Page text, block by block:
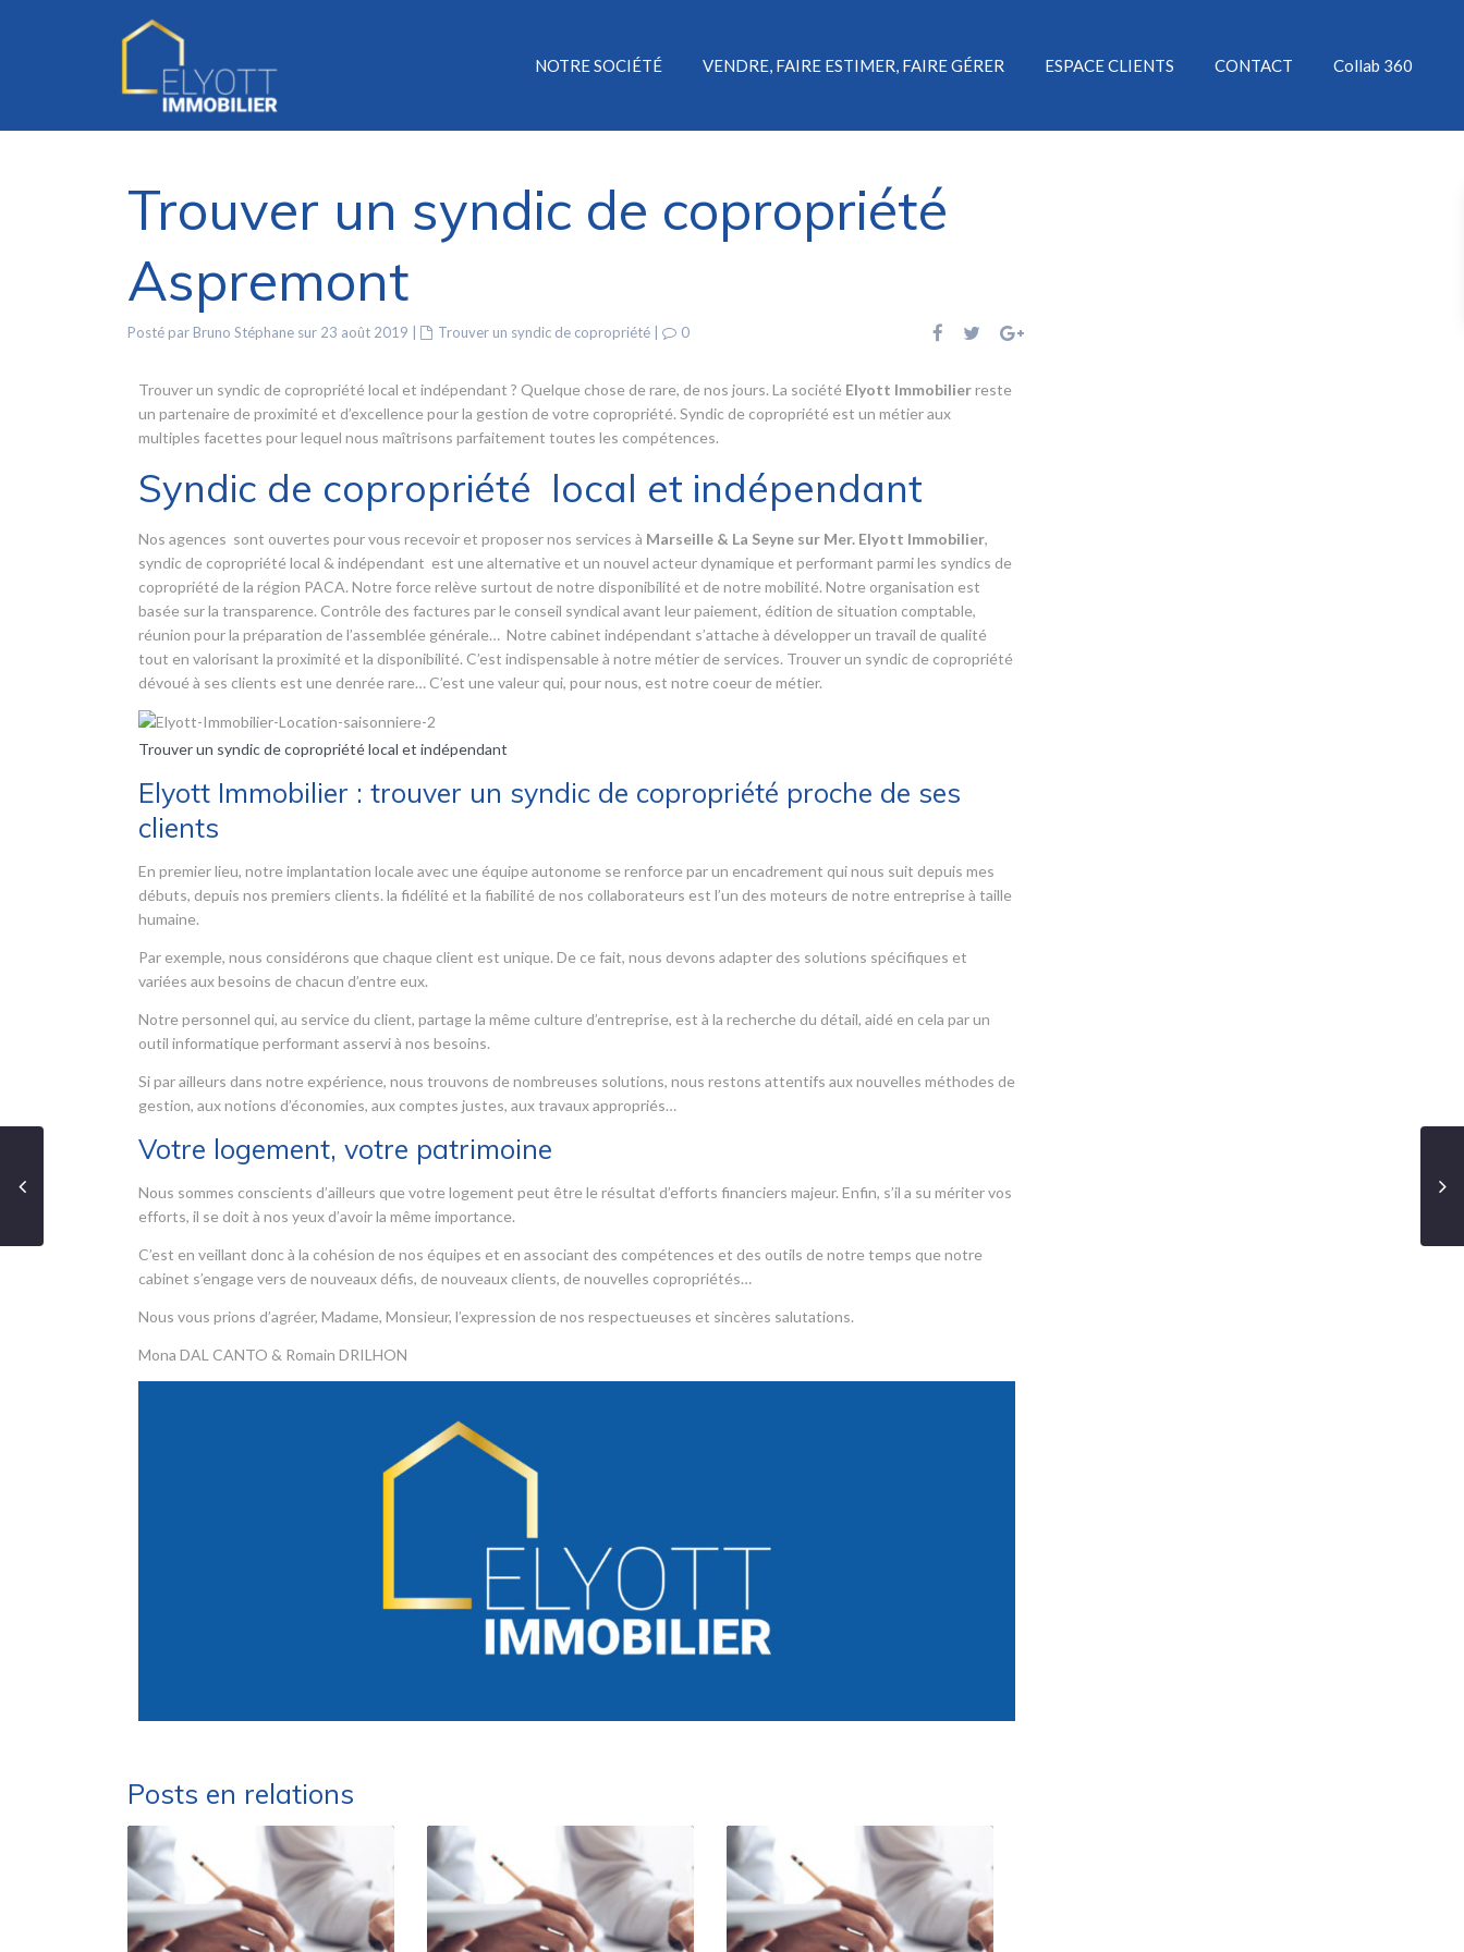
NOTRE SOCIÉTÉ VENDRE, FAIRE ESTIMER, FAIRE GÉRER ESPACE CLIENTS CONTACT Collab 360
Trouver un syndic de copropriété
Aspremont
Posté par Bruno Stéphane sur 23 août 2019 Trouver un syndic de copropriété 0
Trouver un syndic de copropriété local et indépendant ? Quelque chose de rare, de nos jours. La société Elyott Immobilierreste
un partenaire de proximité et d’excellence pour la gestion de votre copropriété. Syndic de copropriété est un métier aux
multiples facettes pour lequel nous maîtrisons parfaitement toutes les compétences.
Syndic de copropriété local et indépendant
Nos agences sont ouvertes pour vous recevoir et proposer nos services à Marseille & La Seyne sur Mer. Elyott Immobilier,
syndic de copropriété local & indépendant est une alternative et un nouvel acteur dynamique et performant parmi les syndics de
copropriété de la région PACA. Notre force relève surtout de notre disponibilité et de notre mobilité. Notre organisation est
basée sur la transparence. Contrôle des factures par le conseil syndical avant leur paiement, édition de situation comptable,
réunion pour la préparation de l’assemblée générale… Notre cabinet indépendant s’attache à développer un travail de qualité
tout en valorisant la proximité et la disponibilité. C’est indispensable à notre métier de services. Trouver un syndic de copropriété
dévoué à ses clients est une denrée rare… C’est une valeur qui, pour nous, est notre coeur de métier.
Trouver un syndic de copropriété local et indépendant
Elyott Immobilier : trouver un syndic de copropriété proche de ses
clients
En premier lieu, notre implantation locale avec une équipe autonome se renforce par un encadrement qui nous suit depuis mes
débuts, depuis nos premiers clients. la fidélité et la fiabilité de nos collaborateurs est l’un des moteurs de notre entreprise à taille
humaine.
Par exemple, nous considérons que chaque client est unique. De ce fait, nous devons adapter des solutions spécifiques et
variées aux besoins de chacun d’entre eux.
Notre personnel qui, au service du client, partage la même culture d’entreprise, est à la recherche du détail, aidé en cela par un
outil informatique performant asservi à nos besoins.
Si par ailleurs dans notre expérience, nous trouvons de nombreuses solutions, nous restons attentifs aux nouvelles méthodes de
gestion, aux notions d’économies, aux comptes justes, aux travaux appropriés…
Votre logement, votre patrimoine
Nous sommes conscients d’ailleurs que votre logement peut être le résultat d’efforts financiers majeur. Enfin, s’il a su mériter vos
efforts, il se doit à nos yeux d’avoir la même importance.
C’est en veillant donc à la cohésion de nos équipes et en associant des compétences et des outils de notre temps que notre
cabinet s’engage vers de nouveaux défis, de nouveaux clients, de nouvelles copropriétés…
Nous vous prions d’agréer, Madame, Monsieur, l’expression de nos respectueuses et sincères salutations.
Mona DAL CANTO & Romain DRILHON
Posts en relations